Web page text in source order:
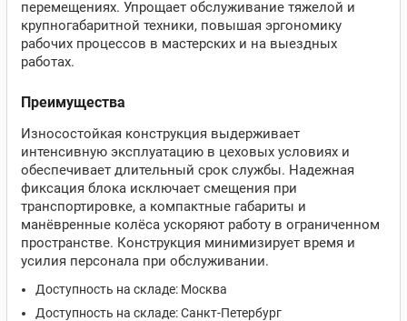
перемещениях. Упрощает обслуживание тяжелой и
крупногабаритной техники, повышая эргономику
рабочих процессов в мастерских и на выездных
работах.
Преимущества
Износостойкая конструкция выдерживает
интенсивную эксплуатацию в цеховых условиях и
обеспечивает длительный срок службы. Надежная
фиксация блока исключает смещения при
транспортировке, а компактные габариты и
манёвренные колёса ускоряют работу в ограниченном
пространстве. Конструкция минимизирует время и
усилия персонала при обслуживании.
Доступность на складе: Москва
Доступность на складе: Санкт-Петербург